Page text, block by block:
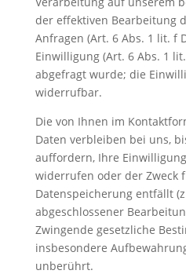
der effektiven Bearbeitung
Anfragen (Art. 6 Abs. 1 lit. f
Einwilligung (Art. 6 Abs. 1
abgefragt wurde; die
widerrufbar.
Die von Ihnen im
Daten verbleiben bei uns,
auffordern, Ihre
widerrufen oder der Zweck
Datenspeicherung entfällt
abgeschlossener
Zwingende gesetzliche
insbesondere
unberührt.